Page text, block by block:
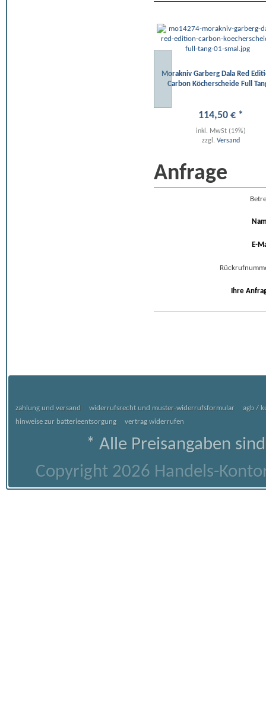
Morakniv Garberg Dala Red
Carbon Köcherscheide Full
114,50 €*
inkl. MwSt (19%)
zzgl. Versand
Anfrage
E-
Ihre
zahlung und versand widerrufsrecht und muster-widerrufsformular
agb /
hinweise zur batterieentsorgung
vertrag widerrufen
* Alle Preisangaben
Copyright 2026 Handels-